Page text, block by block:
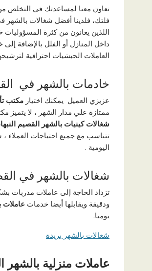
تعاون معنا لمساعدتك في التخلص من
فلتك، فلدينا أفضل شغالات بالشهر
اللذين يعانون من كثرة
داخل المنازل أو الفلل بالإضافة
العاملات الحبشيات احترافية
خادمات بالشهر في
عزيزي العميل يمكنك اختيار مكتب
ممتازة علي مدار الشهر ، لا يتميز
شغالات كينيات بالشهر القصيم
تتناسب مع جميع احتياجات العملاء
اليومية .
شغالات بالشهر في
تزداد الحاجة إلى عاملات مدربات
ودقيقة ويقابلها أيضا خدمات عاملات
يوميا.
شغالات بالشهر بريدة
عاملات منزلية بالشهر